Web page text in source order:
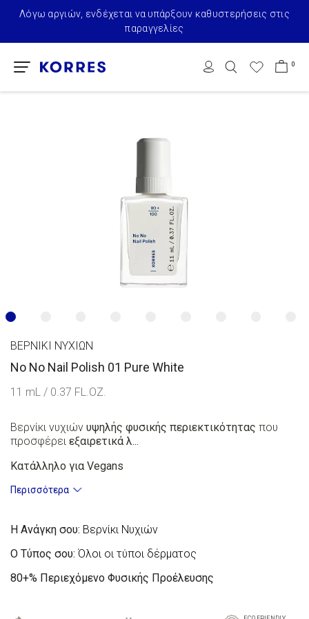
Λόγω αργιών, ενδέχεται να υπάρξουν καθυστερήσεις στις
παραγγελίες
0
ΒΕΡΝΊΚΙ ΝΥΧΙΏΝ
No No Nail Polish 01 Pure White
11 mL / 0.37 FL.OZ.
Βερνίκι νυχιών υψηλής φυσικής περιεκτικότητας που
προσφέρει εξαιρετικά λ...
Κατάλληλο για Vegans
Περισσότερα
Η Ανάγκη σου: Βερνίκι Νυχιών
Ο Τύπος σου: Όλοι οι τύποι δέρματος
80+% Περιεχόμενο Φυσικής Προέλευσης